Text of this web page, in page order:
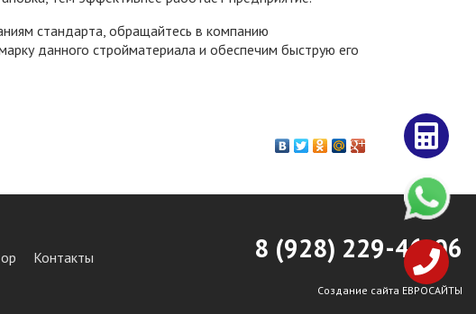
стандарта, обращайтесь в компанию
данного стройматериала и обеспечим быструю его
Контакты 8 (928) 229-46-06
Создание сайта ЕВРОСАЙТЫ